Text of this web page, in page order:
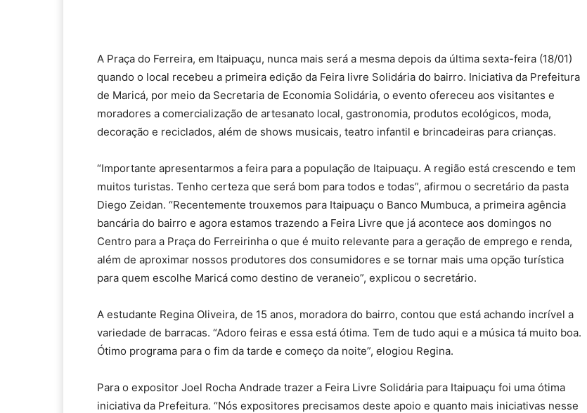
A Praça do Ferreira, em Itaipuaçu, nunca mais será a mesma depois da última sexta-feira (18/01)
quando o local recebeu a primeira edição da Feira livre Solidária do bairro. Iniciativa da Prefeitura
de Maricá, por meio da Secretaria de Economia Solidária, o evento ofereceu aos visitantes e
moradores a comercialização de artesanato local, gastronomia, produtos ecológicos, moda,
decoração e reciclados, além de shows musicais, teatro infantil e brincadeiras para crianças.
“Importante apresentarmos a feira para a população de Itaipuaçu. A região está crescendo e tem
muitos turistas. Tenho certeza que será bom para todos e todas”, afirmou o secretário da pasta
Diego Zeidan. “Recentemente trouxemos para Itaipuaçu o Banco Mumbuca, a primeira agência
bancária do bairro e agora estamos trazendo a Feira Livre que já acontece aos domingos no
Centro para a Praça do Ferreirinha o que é muito relevante para a geração de emprego e renda,
além de aproximar nossos produtores dos consumidores e se tornar mais uma opção turística
para quem escolhe Maricá como destino de veraneio”, explicou o secretário.
A estudante Regina Oliveira, de 15 anos, moradora do bairro, contou que está achando incrível a
variedade de barracas. “Adoro feiras e essa está ótima. Tem de tudo aqui e a música tá muito boa.
Ótimo programa para o fim da tarde e começo da noite”, elogiou Regina.
Para o expositor Joel Rocha Andrade trazer a Feira Livre Solidária para Itaipuaçu foi uma ótima
iniciativa da Prefeitura. “Nós expositores precisamos deste apoio e quanto mais iniciativas nesse